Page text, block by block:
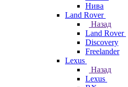
Нива
Land Rover
Назад
Land Rover
Discovery
Freelander
Lexus
Назад
Lexus